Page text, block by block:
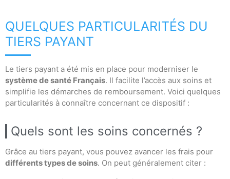
QUELQUES PARTICULARITÉS DU
TIERS PAYANT
Le tiers payant a été mis en place pour moderniser le
système de santé Français. Il facilite l’accès aux soins et
simplifie les démarches de remboursement. Voici quelques
particularités à connaître concernant ce dispositif :
Quels sont les soins concernés ?
Grâce au tiers payant, vous pouvez avancer les frais pour
différents types de soins. On peut généralement citer :